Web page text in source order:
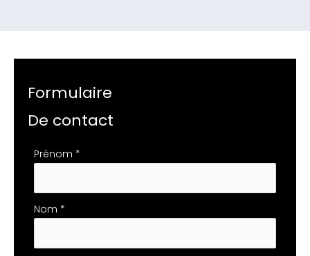
Formulaire
De contact
Formulaire
téléphone
Prénom *
Nom *